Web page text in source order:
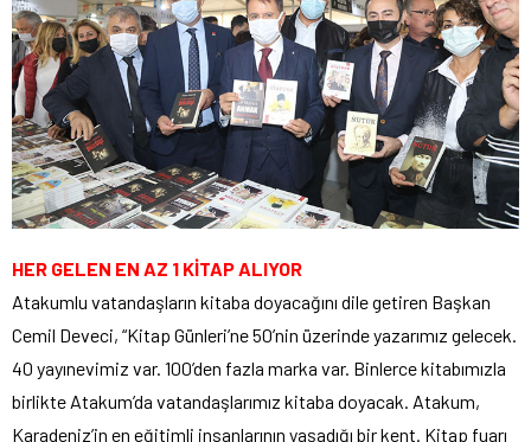
HER GELEN EN AZ 1 KİTAP ALIYOR
Atakumlu vatandaşların kitaba doyacağını dile getiren Başkan
Cemil Deveci, “Kitap Günleri’ne 50’nin üzerinde yazarımız gelecek.
40 yayınevimiz var. 100’den fazla marka var. Binlerce kitabımızla
birlikte Atakum’da vatandaşlarımız kitaba doyacak. Atakum,
Karadeniz’in en eğitimli insanlarının yaşadığı bir kent. Kitap fuarı